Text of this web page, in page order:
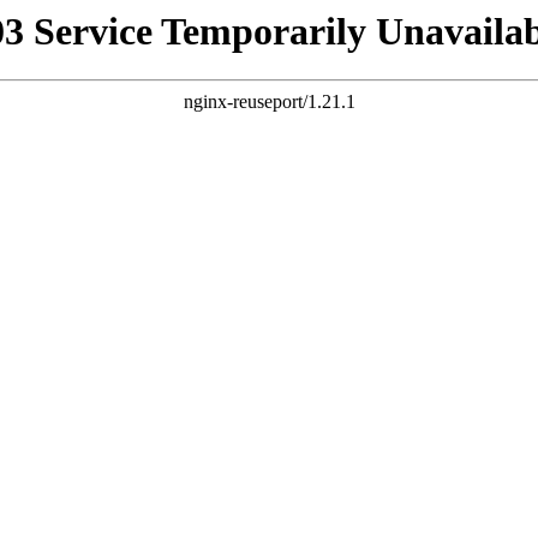
Service Temporarily
nginx-reuseport/1.21.1